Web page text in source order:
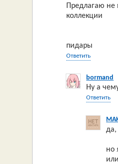
Предлагаю
коллекции
пидары
Ответить
bormand
Ну а
Ответить
да,
но
или